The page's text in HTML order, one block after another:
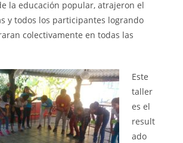
la educación popular, atrajeron el
y todos los participantes logrando
colectivamente en todas las
Este
taller
es el
result
ado